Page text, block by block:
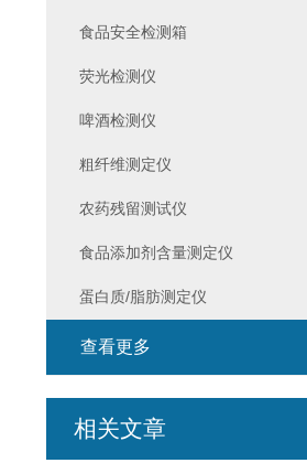
食品安全检测箱
荧光检测仪
啤酒检测仪
粗纤维测定仪
农药残留测试仪
食品添加剂含量测定仪
蛋白质/脂肪测定仪
查看更多
相关文章